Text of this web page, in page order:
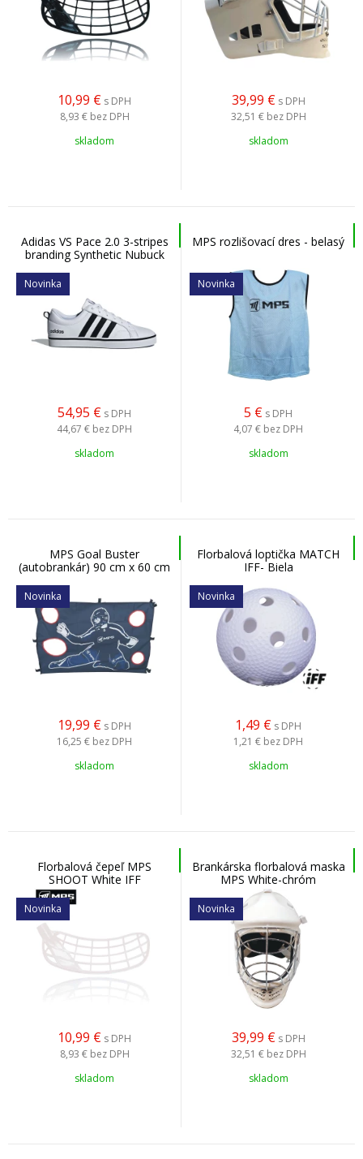
10,99 € s DPH
8,93 € bez DPH
skladom
39,99 € s DPH
32,51 € bez DPH
skladom
Adidas VS Pace 2.0 3-stripes
branding Synthetic Nubuck
HP6010 - Pánska
voľnočasová obuv
Novinka
54,95 € s DPH
44,67 € bez DPH
skladom
MPS rozlišovací dres - belasý
Novinka
5 € s DPH
4,07 € bez DPH
skladom
MPS Goal Buster
(autobrankár) 90 cm x 60 cm
Novinka
19,99 € s DPH
16,25 € bez DPH
skladom
Florbalová loptička MATCH
IFF- Biela
Novinka
1,49 € s DPH
1,21 € bez DPH
skladom
Florbalová čepeľ MPS
SHOOT White IFF
Novinka
10,99 € s DPH
8,93 € bez DPH
skladom
Brankárska florbalová maska
MPS White-chróm
Novinka
39,99 € s DPH
32,51 € bez DPH
skladom